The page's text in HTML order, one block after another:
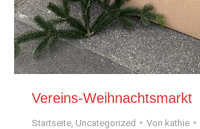
Vereins-Weihnachtsmarkt
Startseite Uncategorized Von kathie